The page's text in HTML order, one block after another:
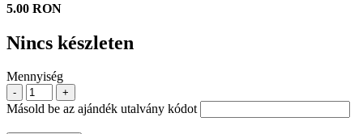
5.00 RON
Nincs készleten
Mennyiség
- +
Másold be az ajándék utalvány kódot